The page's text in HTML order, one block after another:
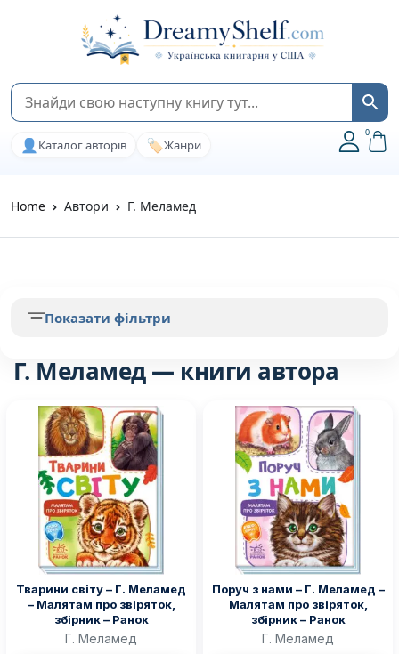
👤 Каталог авторів 🏷️Жанри
0
Home Автори Г. Меламед
Г. Меламед — книги автора
Тварини світу – Г. Меламед
– Малятам про звіряток,
збірник – Ранок
Г. Меламед
Поруч з нами – Г. Меламед –
Малятам про звіряток,
збірник – Ранок
Г. Меламед
Показати фільтри